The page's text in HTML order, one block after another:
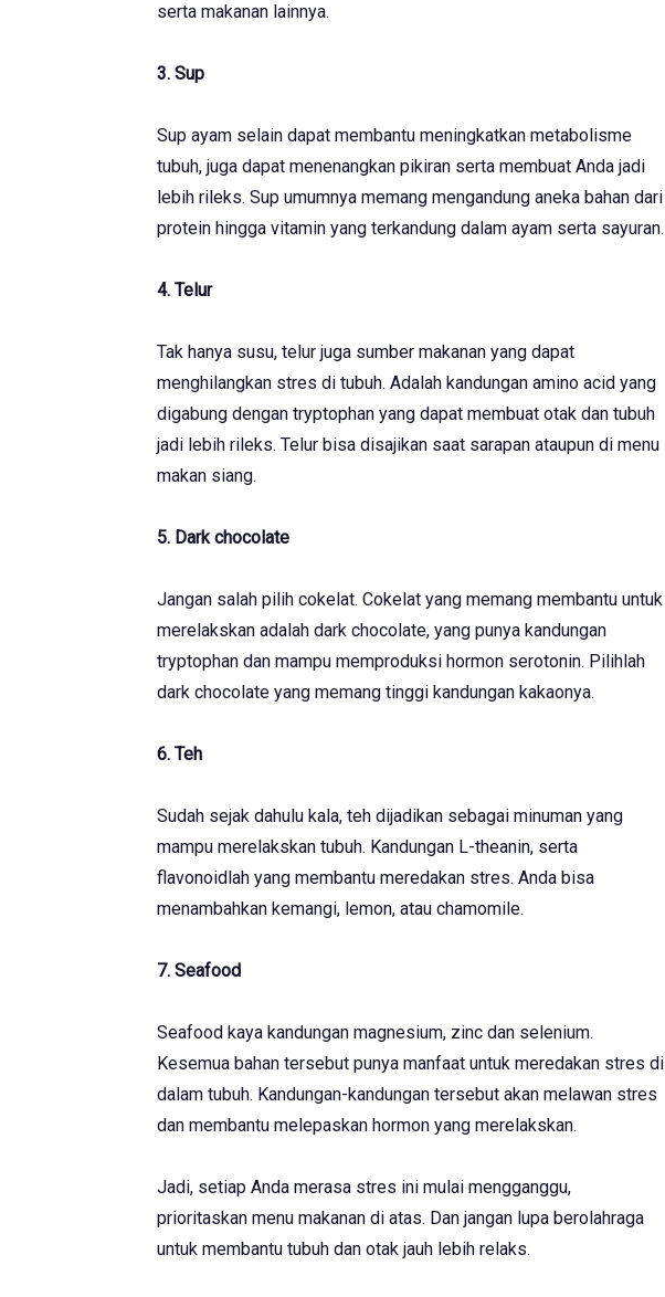
serta makanan lainnya.
3. Sup
Sup ayam selain dapat membantu meningkatkan metabolisme
tubuh, juga dapat menenangkan pikiran serta membuat Anda jadi
lebih rileks. Sup umumnya memang mengandung aneka bahan dari
protein hingga vitamin yang terkandung dalam ayam serta sayuran.
4. Telur
Tak hanya susu, telur juga sumber makanan yang dapat
menghilangkan stres di tubuh. Adalah kandungan amino acid yang
digabung dengan tryptophan yang dapat membuat otak dan tubuh
jadi lebih rileks. Telur bisa disajikan saat sarapan ataupun di menu
makan siang.
5. Dark chocolate
Jangan salah pilih cokelat. Cokelat yang memang membantu untuk
merelakskan adalah dark chocolate, yang punya kandungan
tryptophan dan mampu memproduksi hormon serotonin. Pilihlah
dark chocolate yang memang tinggi kandungan kakaonya.
6. Teh
Sudah sejak dahulu kala, teh dijadikan sebagai minuman yang
mampu merelakskan tubuh. Kandungan L-theanin, serta
flavonoidlah yang membantu meredakan stres. Anda bisa
menambahkan kemangi, lemon, atau chamomile.
7. Seafood
Seafood kaya kandungan magnesium, zinc dan selenium.
Kesemua bahan tersebut punya manfaat untuk meredakan stres di
dalam tubuh. Kandungan-kandungan tersebut akan melawan stres
dan membantu melepaskan hormon yang merelakskan.
Jadi, setiap Anda merasa stres ini mulai mengganggu,
prioritaskan menu makanan di atas. Dan jangan lupa berolahraga
untuk membantu tubuh dan otak jauh lebih relaks.